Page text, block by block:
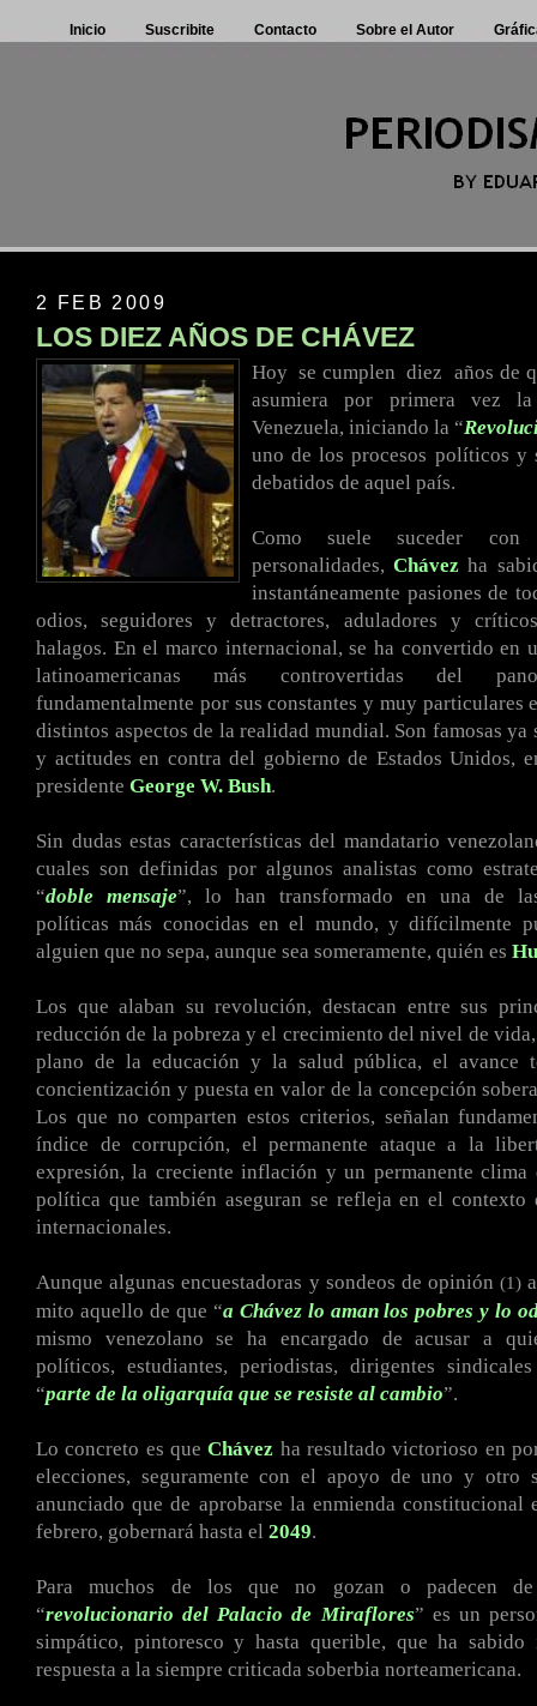
Inicio Suscribite Contacto Sobre el Autor
2 FEB 2009
LOS DIEZ AÑOS DE CHÁVEZ
Hoy .se cumplen .diez años de
asumiera por primera vez
Venezuela, iniciando la “
uno de los procesos políticos y
debatidos de aquel país.
Como suele suceder
personalidades,Chávez ha
instantáneamente pasiones de
odios, seguidores y detractores, aduladores y
halagos. En el marco internacional, se ha convertido en
latinoamericanas más controvertidas del
fundamentalmente por sus constantes y muy particulares
distintos aspectos de la realidad mundial. Son famosas ya
y actitudes en contra del gobierno de Estados Unidos,
presidente George W. Bush.
Sin dudas estas características del mandatario
cuales son definidas por algunos analistas como
“doble mensaje”, lo han transformado en una de
políticas más conocidas en el mundo, y difícilmente
alguien que no sepa, aunque sea someramente, quién es
Los que alaban su revolución, destacan entre sus
reducción de la pobreza y el crecimiento del nivel de
plano de la educación y la salud pública, el avance
concientización y puesta en valor de la concepción
Los que no comparten estos criterios, señalan
índice de corrupción, el permanente ataque a la
expresión, la creciente inflación y un permanente
política que también aseguran se refleja en el contexto
internacionales.
Aunque algunas encuestadoras y sondeos de opinión(1)
mito aquello de que “a Chávez lo aman los pobres y lo
mismo venezolano se ha encargado de acusar a
políticos, estudiantes, periodistas, dirigentes
“parte de la oligarquía que se resiste al cambio”.
Lo concreto es queChávez ha resultado victorioso en
elecciones, seguramente con el apoyo de uno y otro
anunciado que de aprobarse la enmienda
febrero, gobernará hasta el 2049.
Para muchos de los que no gozan o padecen
“revolucionario del Palacio de Miraflores” es un
simpático, pintoresco y hasta querible, que ha sabido
respuesta a la siempre criticada soberbia norteamericana.